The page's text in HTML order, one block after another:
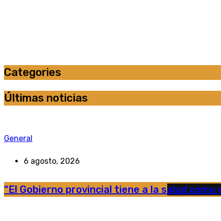
Categories
Últimas noticias
General
6 agosto, 2026
“El Gobierno provincial tiene a la salud